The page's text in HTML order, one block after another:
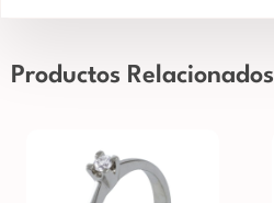
Productos Relacionados